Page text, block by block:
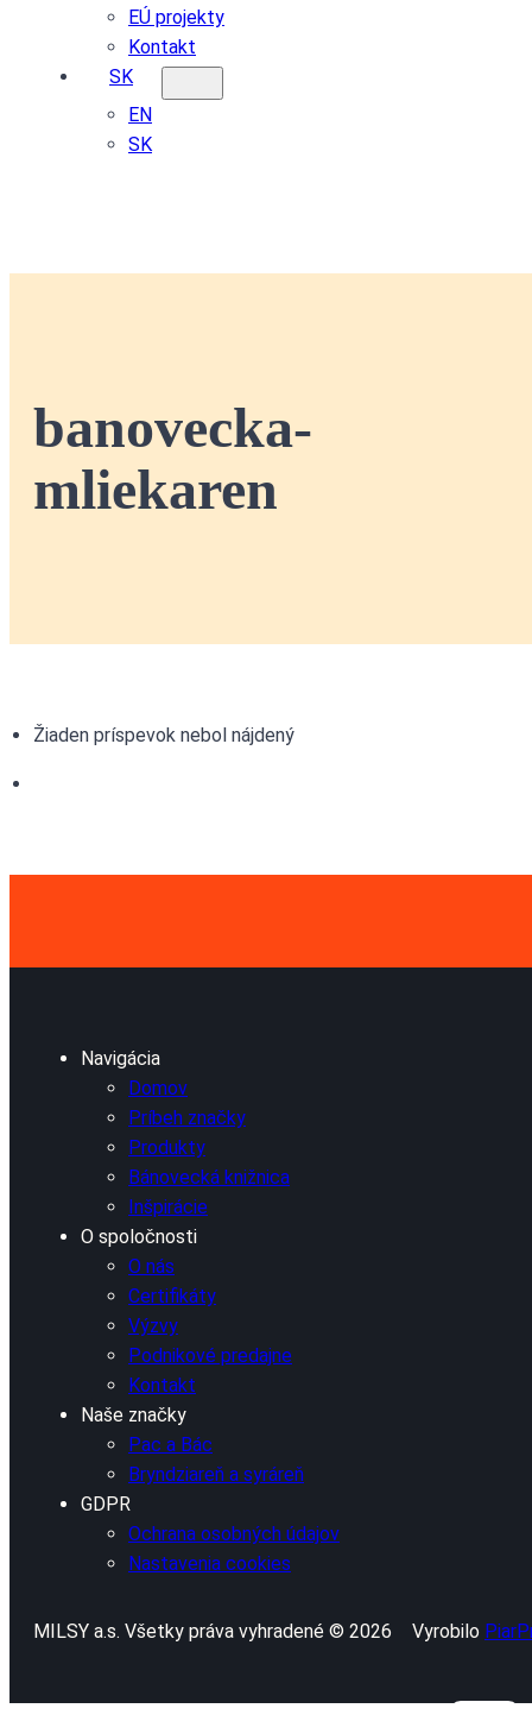
EÚ projekty
Kontakt
SK
EN
SK
banovecka-
mliekaren
Žiaden príspevok nebol nájdený
Navigácia
Domov
Príbeh značky
Produkty
Bánovecká knižnica
Inšpirácie
O spoločnosti
O nás
Certifikáty
Výzvy
Podnikové predajne
Kontakt
Naše značky
Pac a Bác
Bryndziareň a syráreň
GDPR
Ochrana osobných údajov
Nastavenia cookies
MILSY a.s. Všetky práva vyhradené © 2026 Vyrobilo